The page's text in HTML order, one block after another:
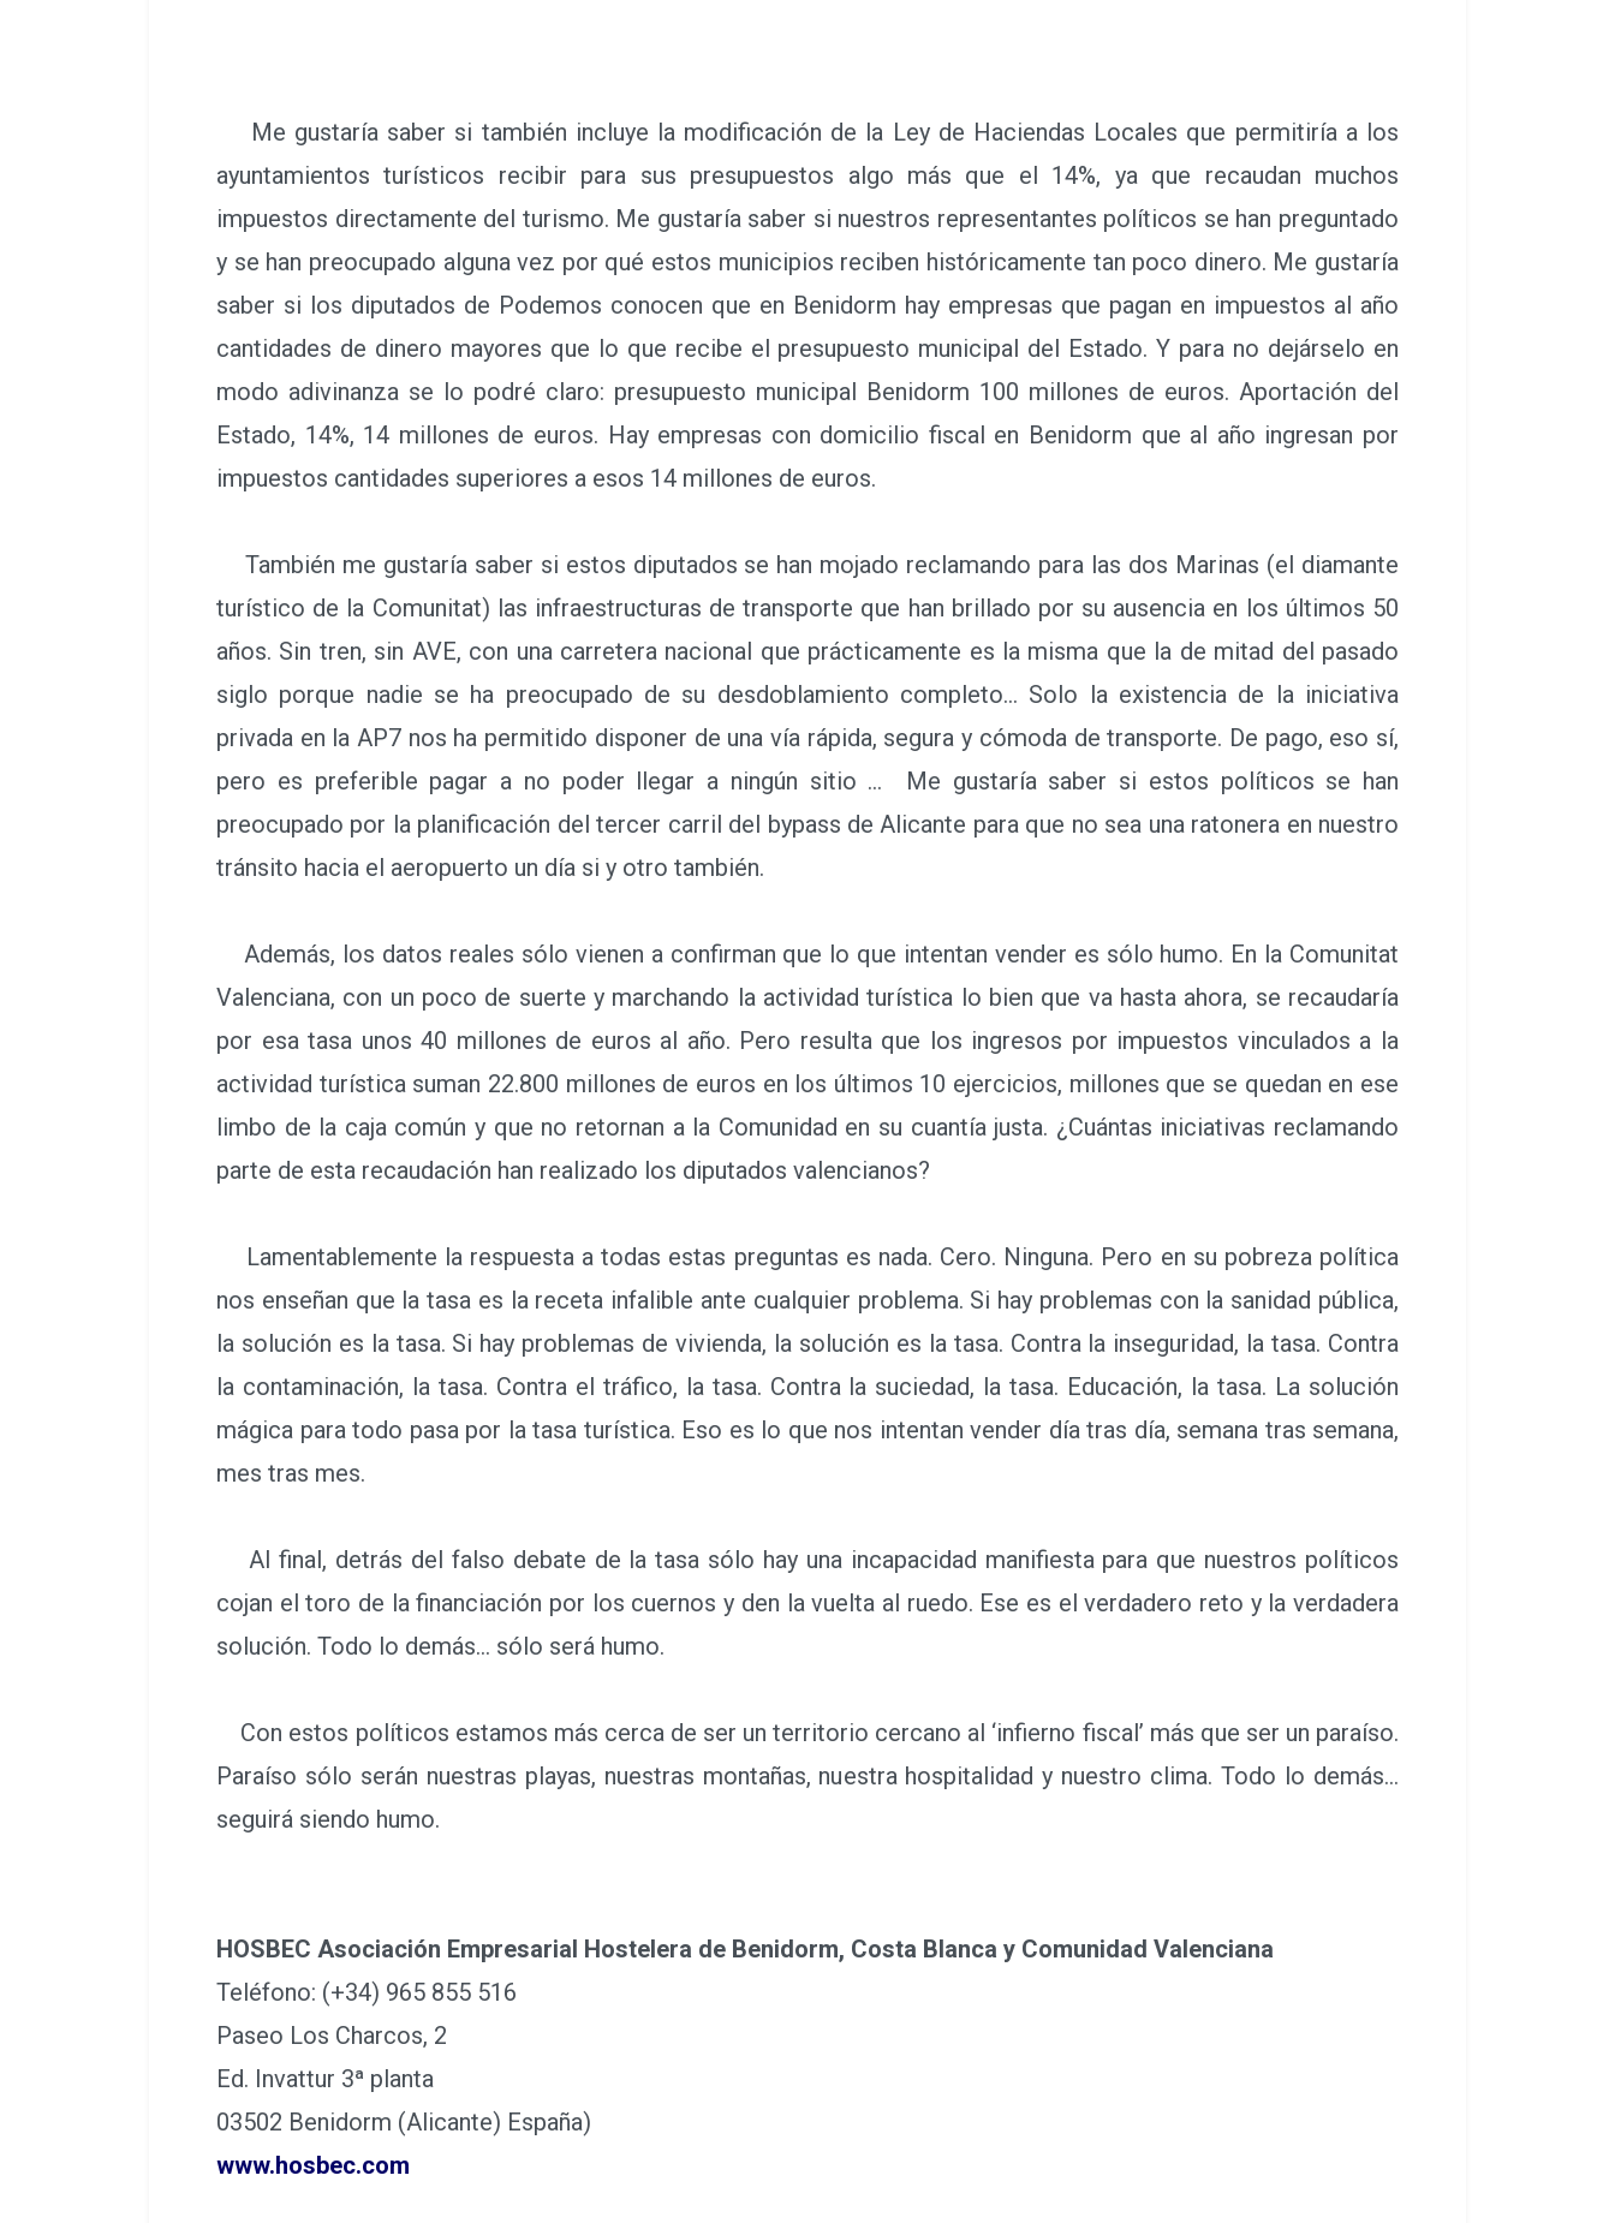
Me gustaría saber si también incluye la modificación de la Ley de Haciendas Locales que permitiría a los
ayuntamientos turísticos recibir para sus presupuestos algo más que el 14%, ya que recaudan muchos
impuestos directamente del turismo. Me gustaría saber si nuestros representantes políticos se han preguntado
y se han preocupado alguna vez por qué estos municipios reciben históricamente tan poco dinero. Me gustaría
saber si los diputados de Podemos conocen que en Benidorm hay empresas que pagan en impuestos al año
cantidades de dinero mayores que lo que recibe el presupuesto municipal del Estado. Y para no dejárselo en
modo adivinanza se lo podré claro: presupuesto municipal Benidorm 100 millones de euros. Aportación del
Estado, 14%, 14 millones de euros. Hay empresas con domicilio fiscal en Benidorm que al año ingresan por
impuestos cantidades superiores a esos 14 millones de euros.
También me gustaría saber si estos diputados se han mojado reclamando para las dos Marinas (el diamante
turístico de la Comunitat) las infraestructuras de transporte que han brillado por su ausencia en los últimos 50
años. Sin tren, sin AVE, con una carretera nacional que prácticamente es la misma que la de mitad del pasado
siglo porque nadie se ha preocupado de su desdoblamiento completo… Solo la existencia de la iniciativa
privada en la AP7 nos ha permitido disponer de una vía rápida, segura y cómoda de transporte. De pago, eso sí,
pero es preferible pagar a no poder llegar a ningún sitio … Me gustaría saber si estos políticos se han
preocupado por la planificación del tercer carril del bypass de Alicante para que no sea una ratonera en nuestro
tránsito hacia el aeropuerto un día si y otro también.
Además, los datos reales sólo vienen a confirman que lo que intentan vender es sólo humo. En la Comunitat
Valenciana, con un poco de suerte y marchando la actividad turística lo bien que va hasta ahora, se recaudaría
por esa tasa unos 40 millones de euros al año. Pero resulta que los ingresos por impuestos vinculados a la
actividad turística suman 22.800 millones de euros en los últimos 10 ejercicios, millones que se quedan en ese
limbo de la caja común y que no retornan a la Comunidad en su cuantía justa. ¿Cuántas iniciativas reclamando
parte de esta recaudación han realizado los diputados valencianos?
Lamentablemente la respuesta a todas estas preguntas es nada. Cero. Ninguna. Pero en su pobreza política
nos enseñan que la tasa es la receta infalible ante cualquier problema. Si hay problemas con la sanidad pública,
la solución es la tasa. Si hay problemas de vivienda, la solución es la tasa. Contra la inseguridad, la tasa. Contra
la contaminación, la tasa. Contra el tráfico, la tasa. Contra la suciedad, la tasa. Educación, la tasa. La solución
mágica para todo pasa por la tasa turística. Eso es lo que nos intentan vender día tras día, semana tras semana,
mes tras mes.
Al final, detrás del falso debate de la tasa sólo hay una incapacidad manifiesta para que nuestros políticos
cojan el toro de la financiación por los cuernos y den la vuelta al ruedo. Ese es el verdadero reto y la verdadera
solución. Todo lo demás… sólo será humo.
Con estos políticos estamos más cerca de ser un territorio cercano al ‘infierno fiscal’ más que ser un paraíso.
Paraíso sólo serán nuestras playas, nuestras montañas, nuestra hospitalidad y nuestro clima. Todo lo demás…
seguirá siendo humo.
HOSBEC Asociación Empresarial Hostelera de Benidorm, Costa Blanca y Comunidad Valenciana
Teléfono: (+34) 965 855 516
Paseo Los Charcos, 2
Ed. Invattur 3ª planta
03502 Benidorm (Alicante) España)
www.hosbec.com